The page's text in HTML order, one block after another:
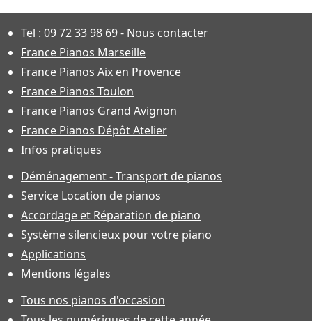
Tel : 09 72 33 98 69- Nous contacter
France Pianos Marseille
France Pianos Aix en Provence
France Pianos Toulon
France Pianos Grand Avignon
France Pianos Dépôt Atelier
Infos pratiques
Déménagement - Transport de pianos
Service Location de pianos
Accordage et Réparation de piano
Système silencieux pour votre piano
Applications
Mentions légales
Tous nos pianos d'occasion